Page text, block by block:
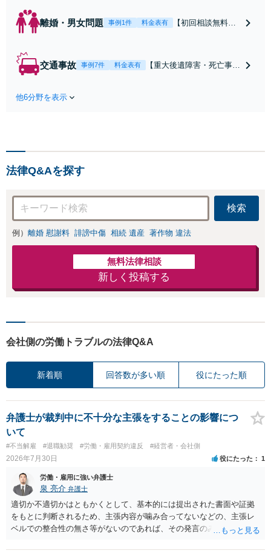
離婚・男女問題 事例1件 料金表有
【初回相談無料】
条件で離婚ができ
交通事故 事例7件 料金表有
【重大後遺障害・死亡事案
応・納得できる解決を」
他6分野を表示
法律Q&Aを探す
検索
例） 離婚 慰謝料 誹謗中傷 相続 遺産 著作物 違法
無料法律相談
新しく投稿する
会社側の労働トラブルの法律Q&A
新着順 回答数が多い順 役にたった順
弁護士が裁判中に不十分な主張をすることの影響につ
いて
#不当解雇 #退職勧奨 #労働・雇用契約違反 #経営者・会社側
2026年7月30日 役にたった 1
労働・雇用に強い弁護士
泉 亮介 弁護士
適切か不適切かはともかくとして、基本的には提出された書面や証拠
をもとに判断されるため、主張内容が噛み合ってないなどの、主張レ
ベルでの整合性の無さ等がないのであれば、その発言のみで大きく不